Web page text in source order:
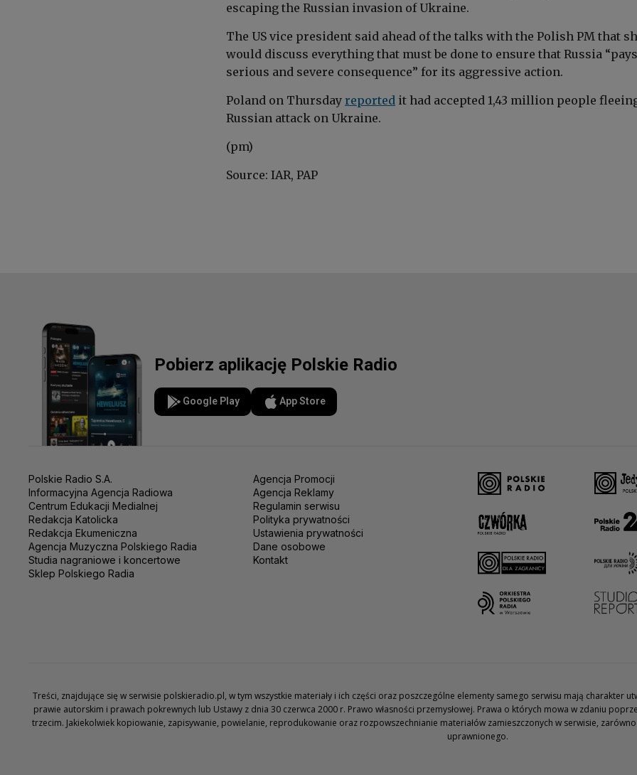
escaping the Russian invasion of Ukraine.
The US vice president said ahead of the talks with the Polish PM that
would discuss everything that must be done to ensure that Russia
serious and severe consequence” for its aggressive action.
Poland on Thursday reported it had accepted 1,43 million people
Russian attack on Ukraine.
(pm)
Source: IAR, PAP
Pobierz aplikację Polskie Radio
Google Play App Store
Polskie Radio S.A.
Informacyjna Agencja Radiowa
Centrum Edukacji Medialnej
Redakcja Katolicka
Redakcja Ekumeniczna
Agencja Muzyczna Polskiego Radia
Studia nagraniowe i koncertowe
Sklep Polskiego Radia
Agencja Promocji
Agencja Reklamy
Regulamin serwisu
Polityka prywatności
Ustawienia prywatności
Dane osobowe
Kontakt
Treści, znajdujące się w serwisie polskieradio.pl, w tym wszystkie materiały i ich części oraz poszczególne elementy samego serwisu mają charakter
prawie autorskim i prawach pokrewnych lub Ustawy z dnia 30 czerwca 2000 r. Prawo własności przemysłowej. Prawa o których mowa w zdaniu
trzecim. Jakiekolwiek kopiowanie, zapisywanie, powielanie, reprodukowanie oraz rozpowszechnianie materiałów zamieszczonych w serwisie,
uprawnionego.